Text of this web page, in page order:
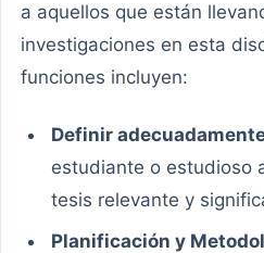
a aquellos que están
investigaciones en esta
funciones incluyen:
Definir
estudiante o estudioso
tesis relevante y
Planificación y